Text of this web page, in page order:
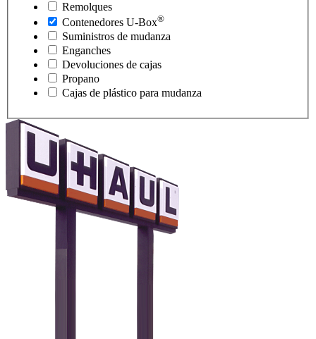
Remolques
Contenedores U-Box®
Suministros de mudanza
Enganches
Devoluciones de cajas
Propano
Cajas de plástico para mudanza